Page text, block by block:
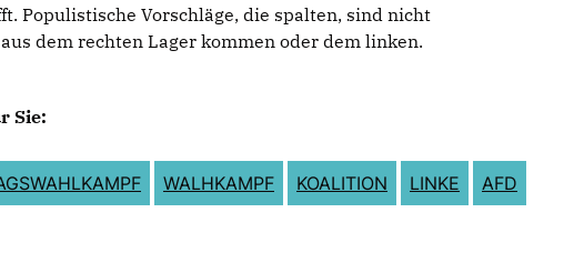
Populistische Vorschläge, die spalten, sind nicht
dem rechten Lager kommen oder dem linken.
Sie:
WALHKAMPF KOALITION LINKE AFD